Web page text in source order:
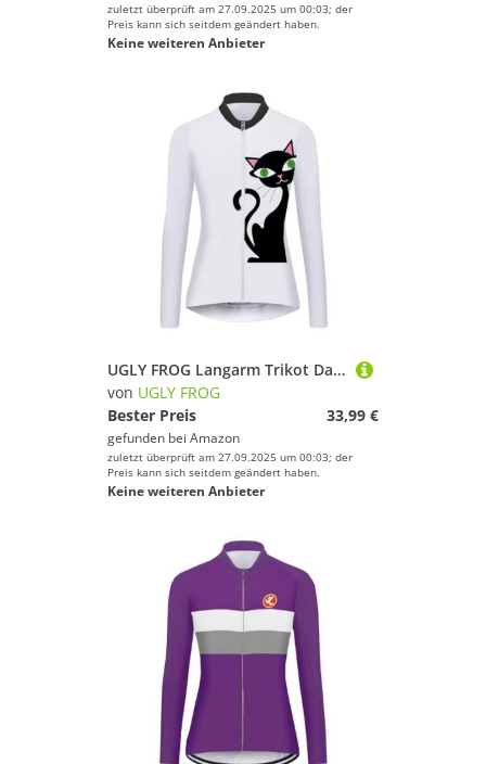
zuletzt überprüft am 27.09.2025 um 00:03; der
Preis kann sich seitdem geändert haben.
Keine weiteren Anbieter
UGLY FROG Langarm Trikot Damen 2023 Radtrikot langärmlig Fleece mit Halbem Reißverschluss Fahrradbekleidung
von UGLY FROG
Bester Preis
33,99 €
gefunden bei Amazon
zuletzt überprüft am 27.09.2025 um 00:03; der
Preis kann sich seitdem geändert haben.
Keine weiteren Anbieter